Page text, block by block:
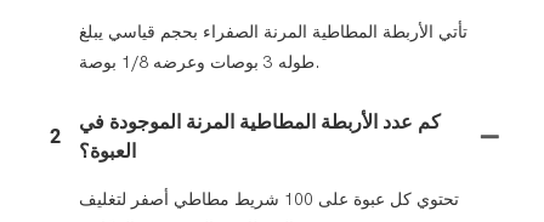
تأتي الأربطة المطاطية المرنة الصفراء بحجم قياسي يبلغ
طوله 3 بوصات وعرضه 1/8 بوصة.
2
كم عدد الأربطة المطاطية المرنة الموجودة في
العبوة؟
تحتوي كل عبوة على 100 شريط مطاطي أصفر لتغليف